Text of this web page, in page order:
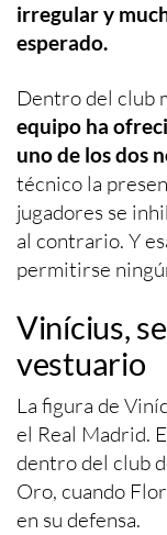
irregular y
esperado.
Dentro del club
equipo ha
uno de los dos
técnico la
jugadores se
al contrario. Y
permitirse
Vinícius,
vestuario
La figura de
el Real Madrid.
dentro del club
Oro, cuando
en su defensa.